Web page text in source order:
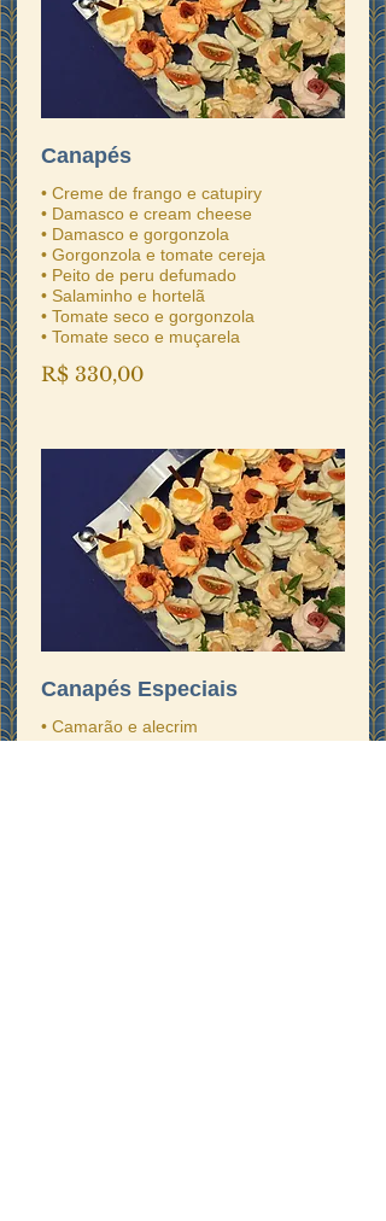
Canapés
• Creme de frango e catupiry
• Damasco e cream cheese
• Damasco e gorgonzola
• Gorgonzola e tomate cereja
• Peito de peru defumado
• Salaminho e hortelã
• Tomate seco e gorgonzola
• Tomate seco e muçarela
R$ 330,00
Canapés Especiais
• Camarão e alecrim
• Salmão